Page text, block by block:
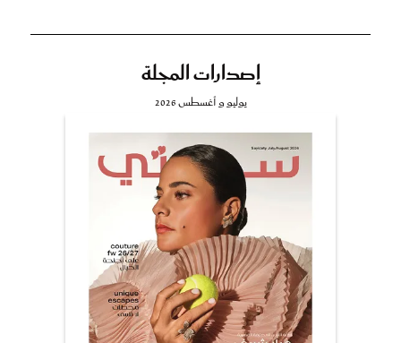
إصدارات المجلة
يوليو و أغسطس 2026